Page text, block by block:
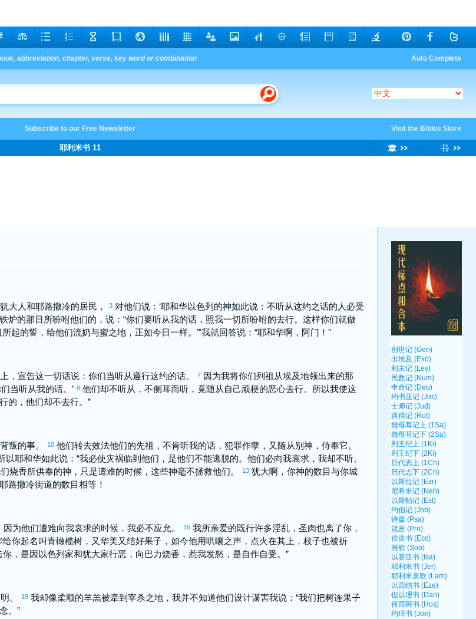
耶利米书 11
犹大人和耶路撒冷的居民， 3 对他们说：‘耶和华以色列 的神如此说：不听从这约之话的人必受
炉的那日所吩咐他们的，说：“你们要听从我的话，照我一切所吩咐的去行。这样你们就做
起的誓，给他们流奶与蜜之地，正如今日一样。’”我就回答说：“耶和华啊，阿门！”
，宣告这一切话说：你们当听从遵行这约的话。 7 因为我将你们列祖从埃及地领出来的那
当听从我的话。’ 8 他们却不听从，不侧耳而听，竟随从自己顽梗的恶心去行。所以我使这
的，他们却不去行。”
叛的事。 10 他们转去效法他们的先祖，不肯听我的话，犯罪作孽，又随从别神，侍奉它。
以耶和华如此说：“我必使灾祸临到他们，是他们不能逃脱的。他们必向我哀求，我却不听。
烧香所供奉的神，只是遭难的时候，这些神毫不拯救他们。 13 犹大啊，你神的数目与你城
耶路撒冷街道的数目相等！
为他们遭难向我哀求的时候，我必不应允。 15 我所亲爱的既行许多淫乱，圣肉也离了你，
给你起名叫青橄榄树，又华美又结好果子，如今他用哄嚷之声，点火在其上，枝子也被折
你，是因以色列 家和犹大家行恶，向巴力烧香，惹我发怒，是自作自受。”
。 19 我却像柔顺的羊羔被牵到宰杀之地，我并不知道他们设计谋害我说：“我们把树连果子
。”